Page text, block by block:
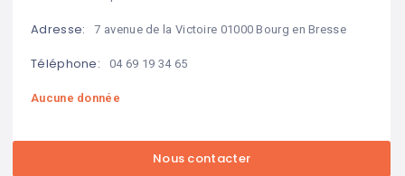
Adresse: 7 avenue de la Victoire 01000 Bourg en Bresse
Téléphone: 04 69 19 34 65
Aucune donnée